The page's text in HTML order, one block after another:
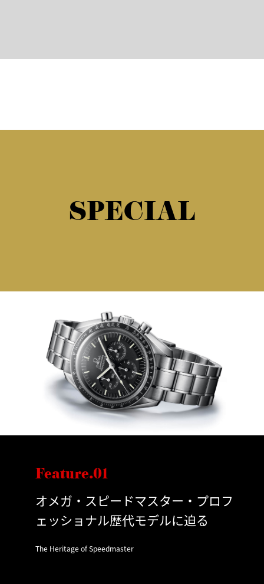
SPECIAL
Feature.01
オメガ・スピードマスター・プロフ
ェッショナル歴代モデルに迫る
The Heritage of Speedmaster